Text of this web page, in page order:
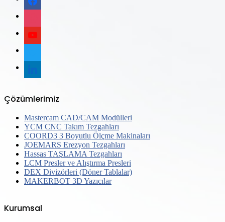
instagram
youtube
twitter
linkedin
Çözümlerimiz
Mastercam CAD/CAM Modülleri
YCM CNC Takım Tezgahları
COORD3 3 Boyutlu Ölçme Makinaları
JOEMARS Erezyon Tezgahları
Hassas TAŞLAMA Tezgahları
LCM Presler ve Alıştırma Presleri
DEX Divizörleri (Döner Tablalar)
MAKERBOT 3D Yazıcılar
Kurumsal